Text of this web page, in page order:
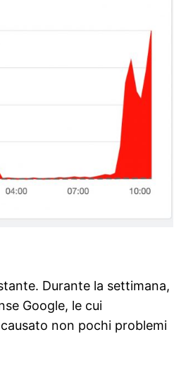
Durante la settimana,
Google, le cui
non pochi problemi